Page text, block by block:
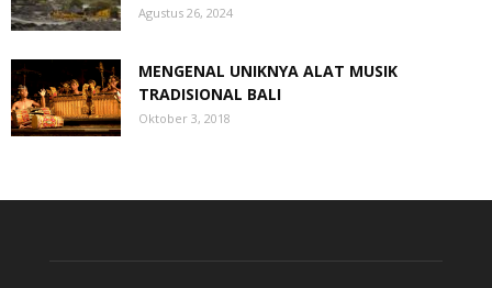
Agustus 26, 2024
MENGENAL UNIKNYA ALAT MUSIK
TRADISIONAL BALI
Oktober 3, 2018